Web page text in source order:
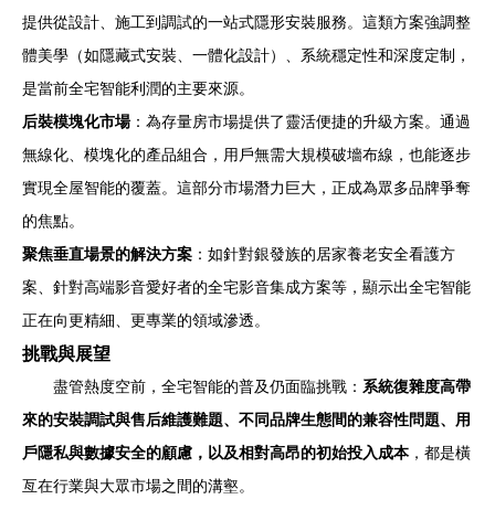
提供從設計、施工到調試的一站式隱形安裝服務。這類方案強調整
體美學（如隱藏式安裝、一體化設計）、系統穩定性和深度定制，
是當前全宅智能利潤的主要來源。
后裝模塊化市場：為存量房市場提供了靈活便捷的升級方案。通過
無線化、模塊化的產品組合，用戶無需大規模破墻布線，也能逐步
實現全屋智能的覆蓋。這部分市場潛力巨大，正成為眾多品牌爭奪
的焦點。
聚焦垂直場景的解決方案 ：如針對銀發族的居家養老安全看護方
案、針對高端影音愛好者的全宅影音集成方案等，顯示出全宅智能
正在向更精細、更專業的領域滲透。
挑戰與展望
盡管熱度空前，全宅智能的普及仍面臨挑戰： 系統復雜度高帶
來的安裝調試與售后維護難題、不同品牌生態間的兼容性問題、用
戶隱私與數據安全的顧慮，以及相對高昂的初始投入成本，都是橫
亙在行業與大眾市場之間的溝壑。